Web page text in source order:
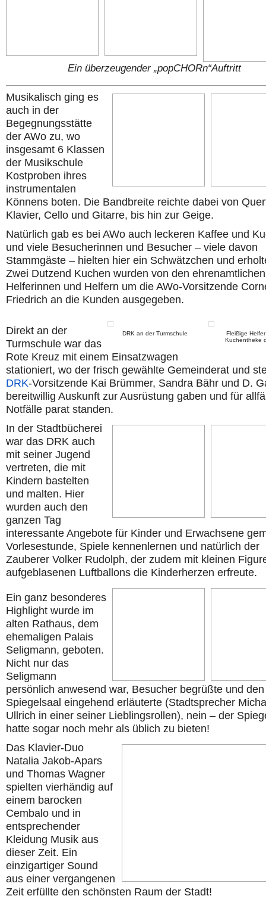
Ein überzeugender „popCHORn“Auftritt
Musikalisch ging es
auch in der
Begegnungsstätte
der AWo zu, wo
insgesamt 6 Klassen
der Musikschule
Kostproben ihres
instrumentalen
Könnens boten. Die Bandbreite reichte dabei von
Klavier, Cello und Gitarre, bis hin zur Geige.
Natürlich gab es bei AWo auch leckeren Kaffee und
und viele Besucherinnen und Besucher – viele davon
Stammgäste – hielten hier ein Schwätzchen und
Zwei Dutzend Kuchen wurden von den ehrenamtlichen
Helferinnen und Helfern um die AWo-Vorsitzende
Friedrich an die Kunden ausgegeben.
Fleißige
Kuchentheke
DRK an der Turmschule
Direkt an der
Turmschule war das
Rote Kreuz mit einem Einsatzwagen
stationiert, wo der frisch gewählte Gemeinderat und
DRK-Vorsitzende Kai Brümmer, Sandra Bähr und D.
bereitwillig Auskunft zur Ausrüstung gaben und für
Notfälle parat standen.
In der Stadtbücherei
war das DRK auch
mit seiner Jugend
vertreten, die mit
Kindern bastelten
und malten. Hier
wurden auch den
ganzen Tag
interessante Angebote für Kinder und Erwachsene
Vorlesestunde, Spiele kennenlernen und natürlich der
Zauberer Volker Rudolph, der zudem mit kleinen
aufgeblasenen Luftballons die Kinderherzen erfreute.
Ein ganz besonderes
Highlight wurde im
alten Rathaus, dem
ehemaligen Palais
Seligmann, geboten.
Nicht nur das
Seligmann
persönlich anwesend war, Besucher begrüßte und den
Spiegelsaal eingehend erläuterte (Stadtsprecher
Ullrich in einer seiner Lieblingsrollen), nein – der
hatte sogar noch mehr als üblich zu bieten!
Das Klavier-Duo
Natalia Jakob-Apars
und Thomas Wagner
spielten vierhändig auf
einem barocken
Cembalo und in
entsprechender
Kleidung Musik aus
dieser Zeit. Ein
einzigartiger Sound
aus einer vergangenen
Zeit erfüllte den schönsten Raum der Stadt!